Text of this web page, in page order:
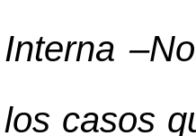
Interna–
los casos